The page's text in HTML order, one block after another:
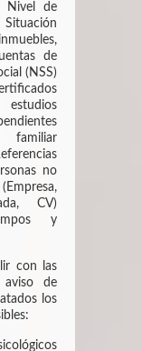
Nivel de
de
(NSS)
familiar
no
CV)
y
con las
aviso de
los